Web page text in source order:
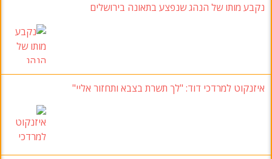
נקבע מותו של הנהג שנפצע בתאונה בירושלים
איזנקוט למרדכי דוד: "לך תשרת בצבא ותחזור אליי"